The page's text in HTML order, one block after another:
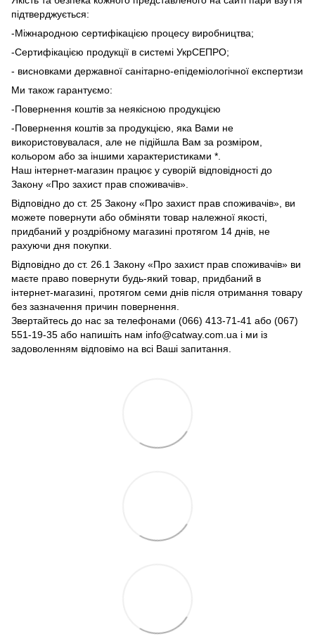
підтверджується:
-Міжнародною сертифікацією процесу виробництва;
-Сертифікацією продукції в системі УкрСЕПРО;
- висновками державної санітарно-епідеміологічної експертизи
Ми також гарантуємо:
-Повернення коштів за неякісною продукцією
-Повернення коштів за продукцією, яка Вами не
використовувалася, але не підійшла Вам за розміром,
кольором або за іншими характеристиками *.
Наш інтернет-магазин працює у суворій відповідності до
Закону «Про захист прав споживачів».
Відповідно до ст. 25 Закону «Про захист прав споживачів», ви
можете повернути або обміняти товар належної якості,
придбаний у роздрібному магазині протягом 14 днів, не
рахуючи дня покупки.
Відповідно до ст. 26.1 Закону «Про захист прав споживачів» ви
маєте право повернути будь-який товар, придбаний в
інтернет-магазині, протягом семи днів після отримання товару
без зазначення причин повернення.
Звертайтесь до нас за телефонами (066) 413-71-41 або (067)
551-19-35 або напишіть нам info@catway.com.ua і ми із
задоволенням відповімо на всі Ваші запитання.